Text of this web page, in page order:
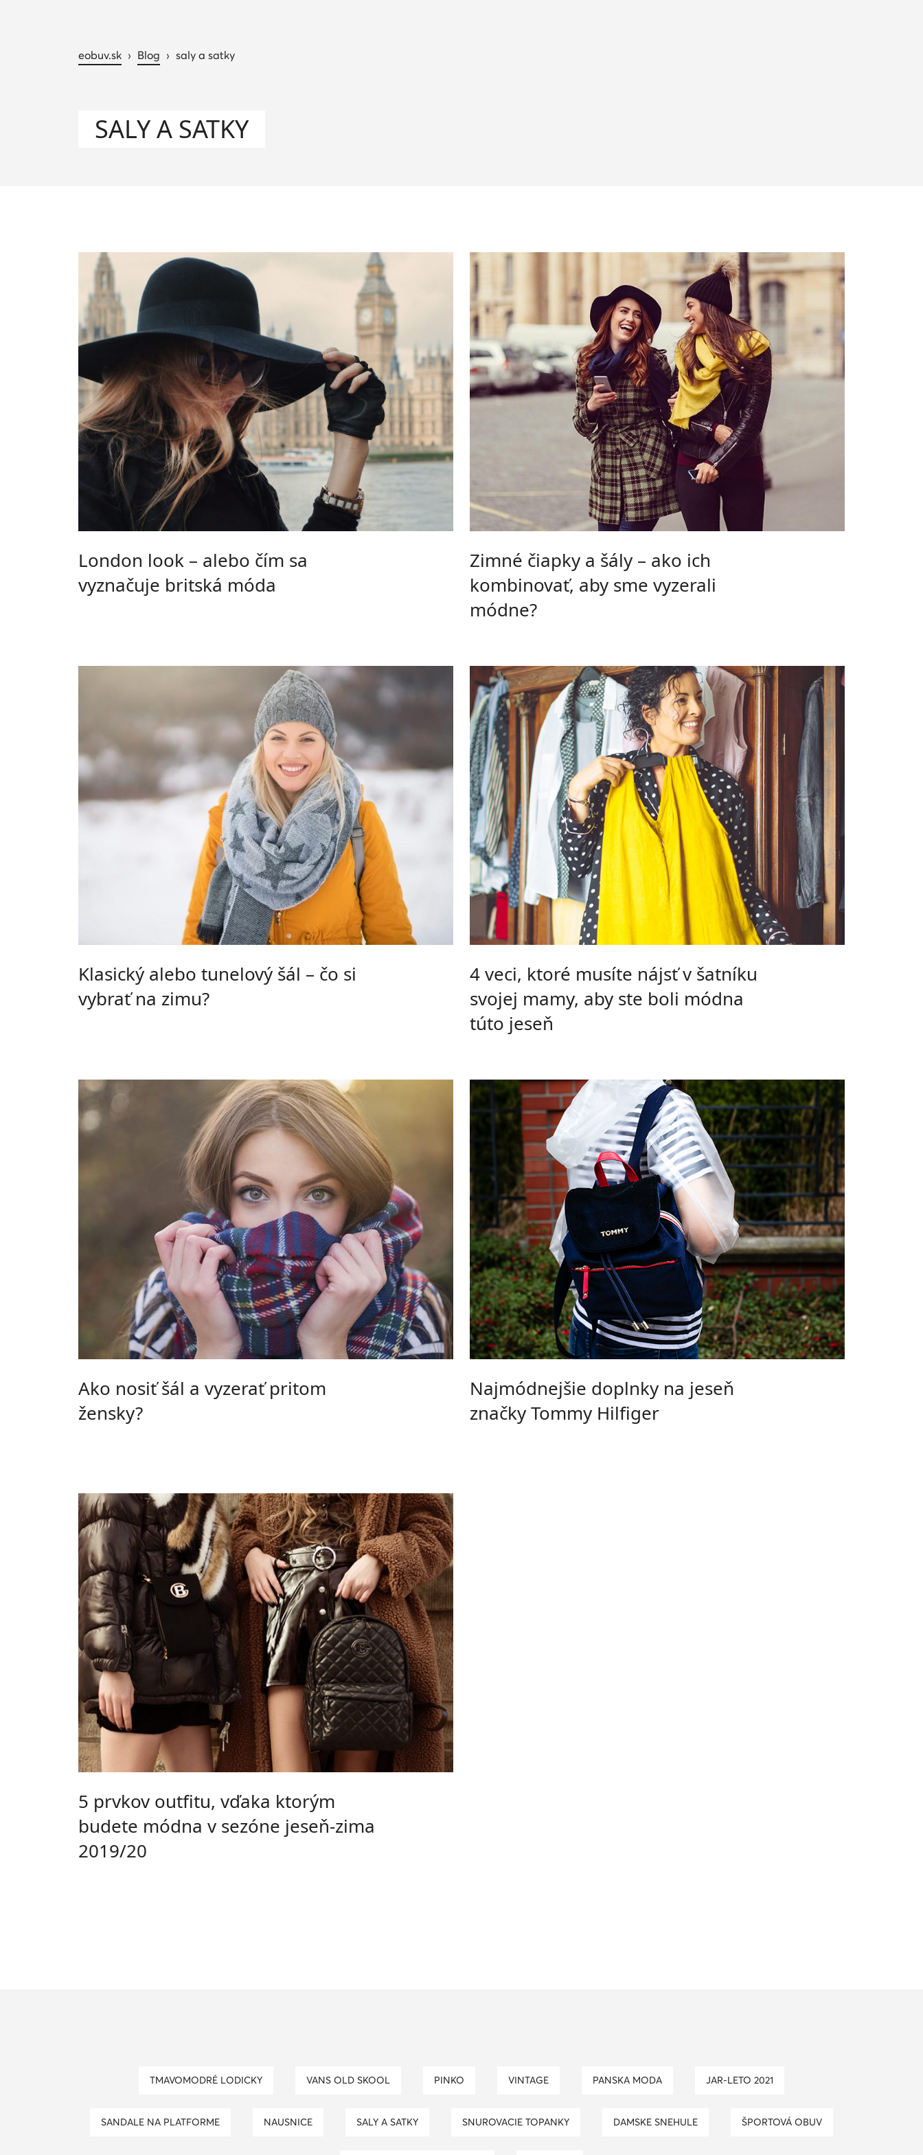
eobuv.sk › Blog › saly a satky
SALY A SATKY
London look – alebo čím sa
vyznačuje britská móda
Zimné čiapky a šály – ako ich
kombinovať, aby sme vyzerali
módne?
Klasický alebo tunelový šál – čo si
vybrať na zimu?
4 veci, ktoré musíte nájsť v šatníku
svojej mamy, aby ste boli módna
túto jeseň
Ako nosiť šál a vyzerať pritom
žensky?
Najmódnejšie doplnky na jeseň
značky Tommy Hilfiger
5 prvkov outfitu, vďaka ktorým
budete módna v sezóne jeseň-zima
2019/20
TMAVOMODRÉ LODICKY VANS OLD SKOOL PINKO VINTAGE PANSKA MODA JAR-LETO 2021
SANDALE NA PLATFORME NAUSNICE SALY A SATKY SNUROVACIE TOPANKY DAMSKE SNEHULE ŠPORTOVÁ OBUV